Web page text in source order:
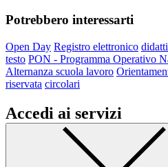
Potrebbero interessarti
Open Day Registro elettronico
testo PON - Programma Operativo
Alternanza scuola lavoro
riservata circolari
Accedi ai servizi